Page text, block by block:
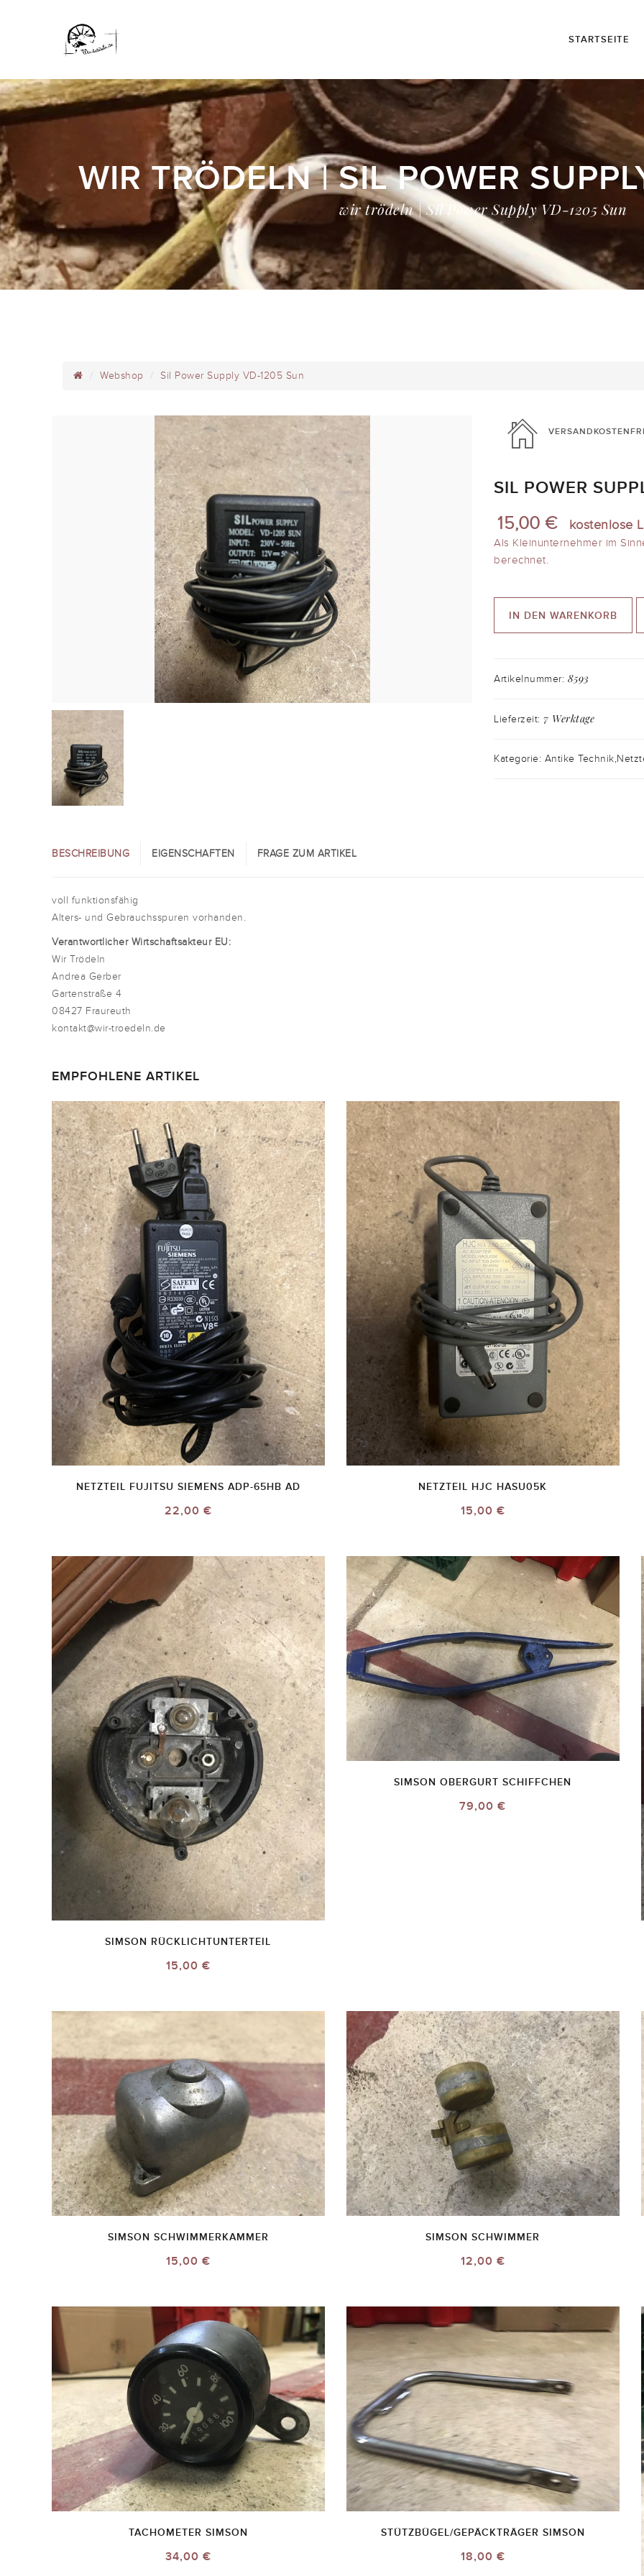
STARTSEITE
WIR TRÖDELN | SIL POWER
wir trödeln | Sil Power Supply VD-1205 Sun
Webshop Sil Power Supply VD-1205 Sun
SIL POWER
15,00 € kostenlose
Als Kleinunternehmer im
berechnet.
IN DEN WARENKORB
Artikelnummer: 8593
Lieferzeit: 7 Werktage
Kategorie: Antike
BESCHREIBUNG EIGENSCHAFTEN FRAGE ZUM ARTIKEL
voll funktionsfähig
Alters- und Gebrauchsspuren vorhanden.
Verantwortlicher Wirtschaftsakteur EU:
Wir Trödeln
Andrea Gerber
Gartenstraße 4
08427 Fraureuth
kontakt@wir-troedeln.de
EMPFOHLENE ARTIKEL
NETZTEIL FUJITSU SIEMENS ADP-65HB AD
22,00 €
NETZTEIL HJC HASU05K
15,00 €
SIMSON RÜCKLICHTUNTERTEIL
15,00 €
SIMSON OBERGURT SCHIFFCHEN
79,00 €
SIMSON SCHWIMMERKAMMER
15,00 €
SIMSON SCHWIMMER
12,00 €
TACHOMETER SIMSON
34,00 €
STÜTZBÜGEL/GEPÄCKTRÄGER SIMSON
18,00 €